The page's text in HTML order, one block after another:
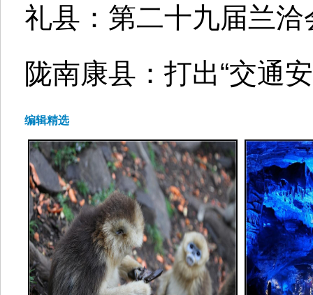
礼县：第二十九届兰
陇南康县：打出“交通
编辑精选